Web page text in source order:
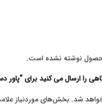
نوشته نشده است.
را ارسال می کنید برای “پاور
شد. بخش‌های موردنیاز